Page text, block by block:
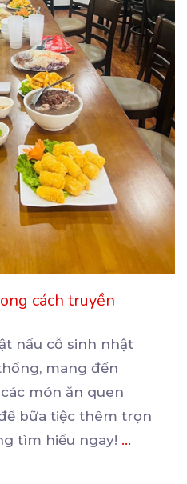
cách truyền
nấu cỗ sinh nhật
mang đến
món ăn quen
bữa tiệc thêm trọn
tìm hiểu ngay! ...